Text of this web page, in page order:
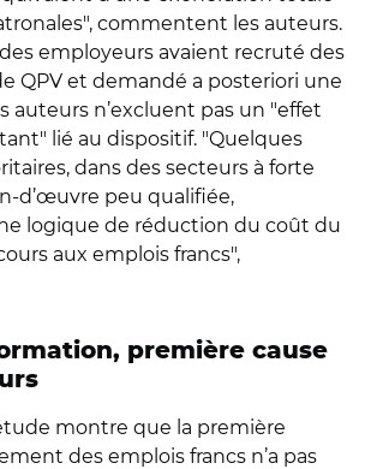
commentent les auteurs.
employeurs avaient recruté des
QPV et demandé a posteriori une
auteurs n’excluent pas un "effet
lié au dispositif. "Quelques
dans des secteurs à forte
d’œuvre peu qualifiée,
logique de réduction du coût du
aux emplois francs",
première cause
montre que la première
des emplois francs n’a pas